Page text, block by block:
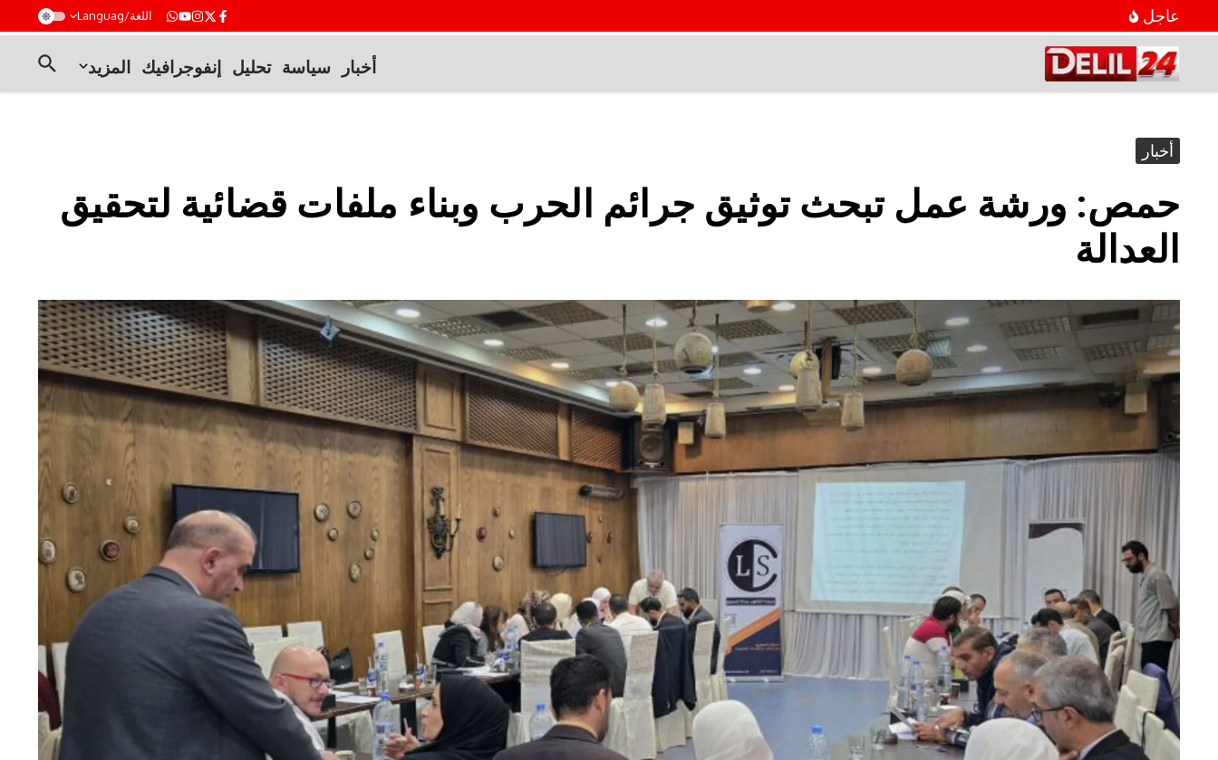
عاجل اللغة/Languag
أخبار سياسة تحليل إنفوجرافيك المزيد
أخبار
حمص: ورشة عمل تبحث توثيق جرائم الحرب وبناء ملفات قضائية لتحقيق
العدالة